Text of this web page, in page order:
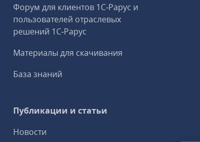
Форум для клиентов 1С‑Рарус и
пользователей отраслевых
решений 1С‑Рарус
Материалы для скачивания
База знаний
Публикации и статьи
Новости